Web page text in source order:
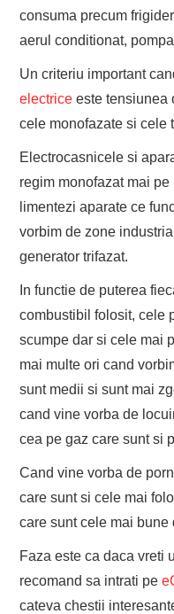
consuma precum
aerul conditionat,
Un criteriu important
electrice este tensiunea
cele monofazate si cele
Electrocasnicele si
regim monofazat mai
limentezi aparate ce
vorbim de zone
generator trifazat.
In functie de puterea
combustibil folosit, cele
scumpe dar si cele mai
mai multe ori cand
sunt medii si sunt mai
cand vine vorba de
cea pe gaz care sunt si
Cand vine vorba de
care sunt si cele mai
care sunt cele mai bune
Faza este ca daca vreti
recomand sa intrati pe
cateva chestii